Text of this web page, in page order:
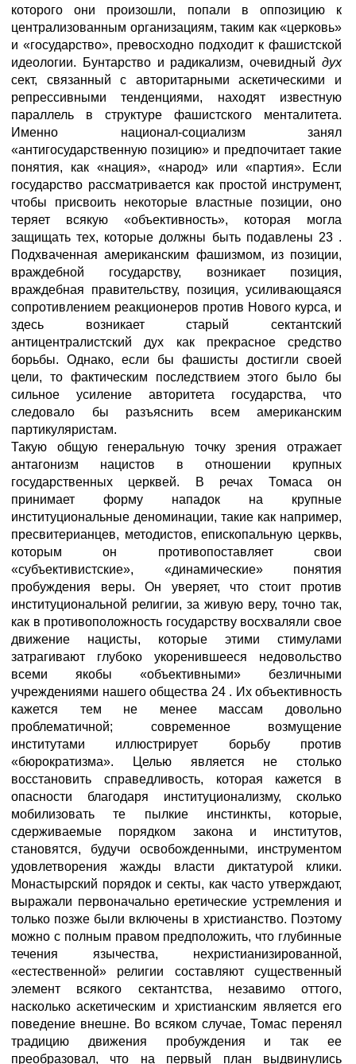
которого они произошли, попали в оппозицию к
централизованным организациям, таким как «церковь»
и «государство», превосходно подходит к фашистской
идеологии. Бунтарство и радикализм, очевидный дух
сект, связанный с авторитарными аскетическими и
репрессивными тенденциями, находят известную
параллель в структуре фашистского менталитета.
Именно национал-социализм занял
«антигосударственную позицию» и предпочитает такие
понятия, как «нация», «народ» или «партия». Если
государство рассматривается как простой инструмент,
чтобы присвоить некоторые властные позиции, оно
теряет всякую «объективность», которая могла
защищать тех, которые должны быть подавлены 23 .
Подхваченная американским фашизмом, из позиции,
враждебной государству, возникает позиция,
враждебная правительству, позиция, усиливающаяся
сопротивлением реакционеров против Нового курса, и
здесь возникает старый сектантский
антицентралистский дух как прекрасное средство
борьбы. Однако, если бы фашисты достигли своей
цели, то фактическим последствием этого было бы
сильное усиление авторитета государства, что
следовало бы разъяснить всем американским
партикуляристам.
Такую общую генеральную точку зрения отражает
антагонизм нацистов в отношении крупных
государственных церквей. В речах Томаса он
принимает форму нападок на крупные
институциональные деноминации, такие как например,
пресвитерианцев, методистов, епископальную церквь,
которым он противопоставляет свои
«субъективистские», «динамические» понятия
пробуждения веры. Он уверяет, что стоит против
институциональной религии, за живую веру, точно так,
как в противоположность государству восхваляли свое
движение нацисты, которые этими стимулами
затрагивают глубоко укоренившееся недовольство
всеми якобы «объективными» безличными
учреждениями нашего общества 24 . Их объективность
кажется тем не менее массам довольно
проблематичной; современное возмущение
институтами иллюстрирует борьбу против
«бюрократизма». Целью является не столько
восстановить справедливость, которая кажется в
опасности благодаря институционализму, сколько
мобилизовать те пылкие инстинкты, которые,
сдерживаемые порядком закона и институтов,
становятся, будучи освобожденными, инструментом
удовлетворения жажды власти диктатурой клики.
Монастырский порядок и секты, как часто утверждают,
выражали первоначально еретические устремления и
только позже были включены в христианство. Поэтому
можно с полным правом предположить, что глубинные
течения язычества, нехристианизированной,
«естественной» религии составляют существенный
элемент всякого сектантства, незавимо оттого,
насколько аскетическим и христианским является его
поведение внешне. Во всяком случае, Томас перенял
традицию движения пробуждения и так ее
преобразовал, что на первый план выдвинулись